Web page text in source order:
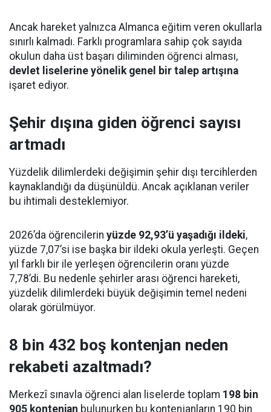
Ancak hareket yalnızca Almanca eğitim veren okullarla
sınırlı kalmadı. Farklı programlara sahip çok sayıda
okulun daha üst başarı diliminden öğrenci alması,
devlet liselerine yönelik genel bir talep artışına
işaret ediyor.
Şehir dışına giden öğrenci sayısı
artmadı
Yüzdelik dilimlerdeki değişimin şehir dışı tercihlerden
kaynaklandığı da düşünüldü. Ancak açıklanan veriler
bu ihtimali desteklemiyor.
2026’da öğrencilerin yüzde 92,93’ü yaşadığı ildeki,
yüzde 7,07’si ise başka bir ildeki okula yerleşti. Geçen
yıl farklı bir ile yerleşen öğrencilerin oranı yüzde
7,78’di. Bu nedenle şehirler arası öğrenci hareketi,
yüzdelik dilimlerdeki büyük değişimin temel nedeni
olarak görülmüyor.
8 bin 432 boş kontenjan neden
rekabeti azaltmadı?
Merkezî sınavla öğrenci alan liselerde toplam 198 bin
905 kontenjan bulunurken bu kontenjanların 190 bin